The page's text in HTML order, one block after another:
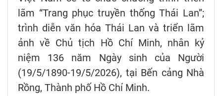
lãm “Trang phục truyền thống Thái Lan”;
trình diễn văn hóa Thái Lan và triển lãm
ảnh về Chủ tịch Hồ Chí Minh, nhân kỷ
niệm 136 năm Ngày sinh của Người
(19/5/1890-19/5/2026), tại Bến cảng Nhà
Rồng, Thành phố Hồ Chí Minh.